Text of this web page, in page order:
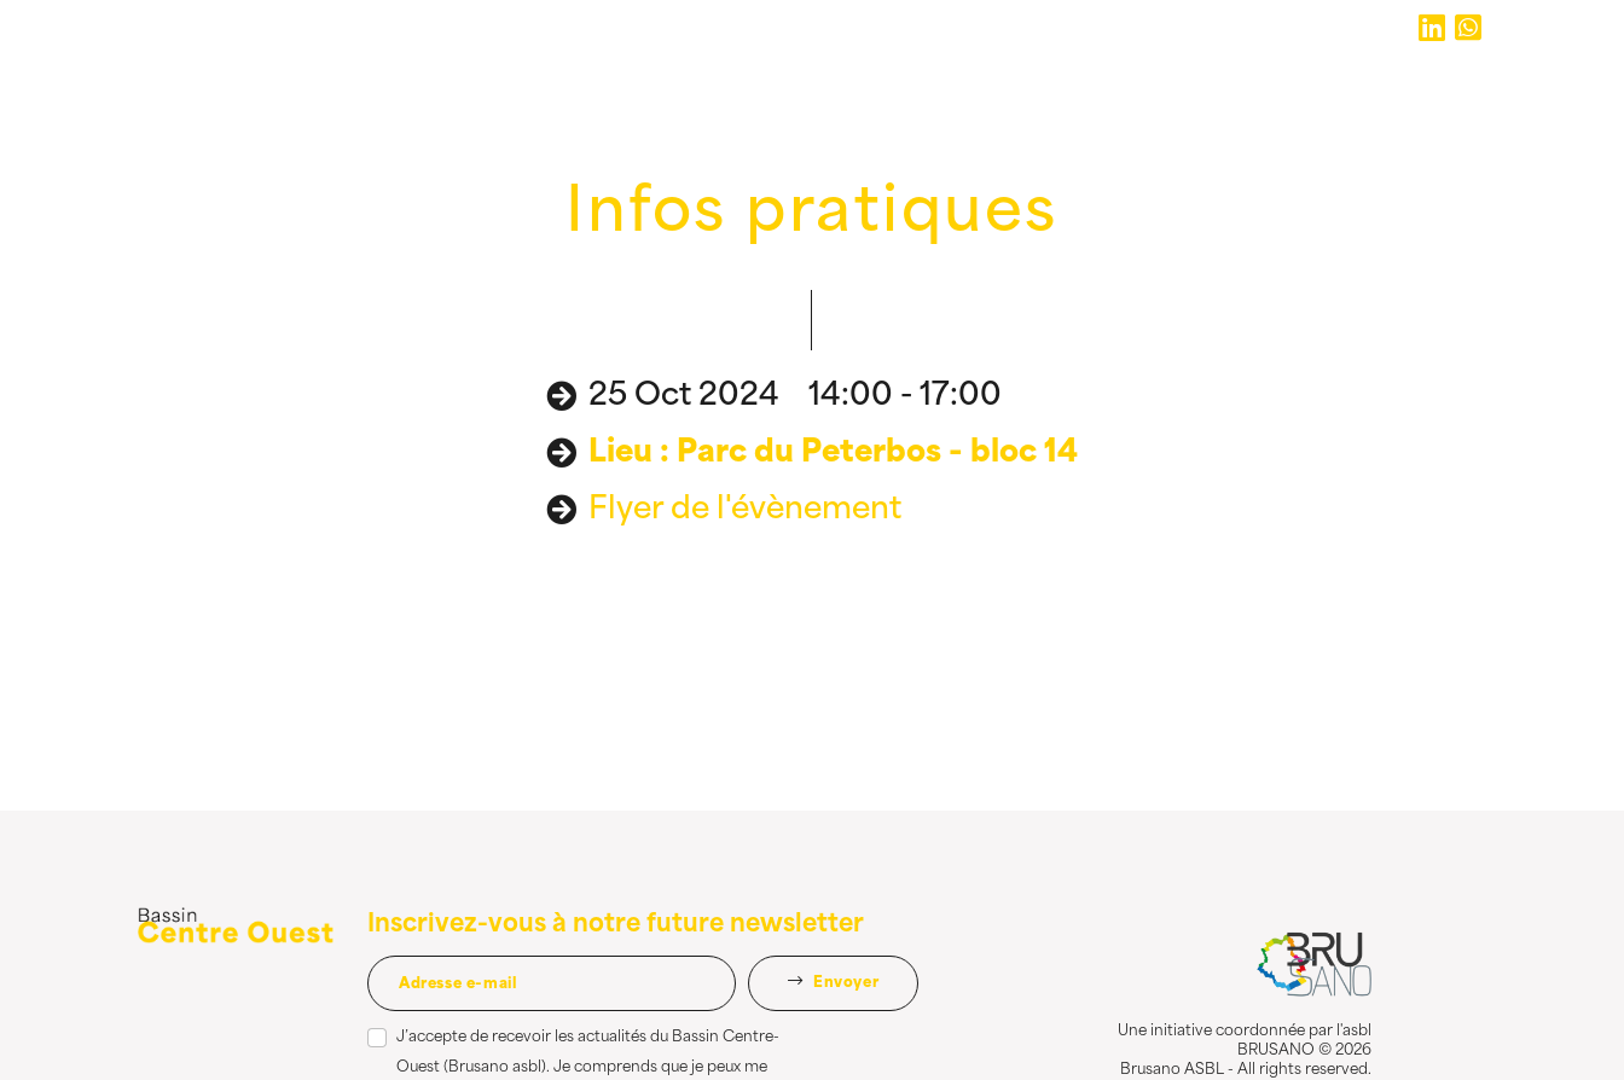
Infos pratiques
25 Oct 2024 14:00 - 17:00
Lieu : Parc du Peterbos - bloc 14
Flyer de l'évènement
Inscrivez-vous à notre future newsletter
Envoyer
J’accepte de recevoir les actualités du Bassin Centre-
Ouest (Brusano asbl). Je comprends que je peux me
Une initiative coordonnée par l'asbl
BRUSANO © 2026
Brusano ASBL - All rights reserved.